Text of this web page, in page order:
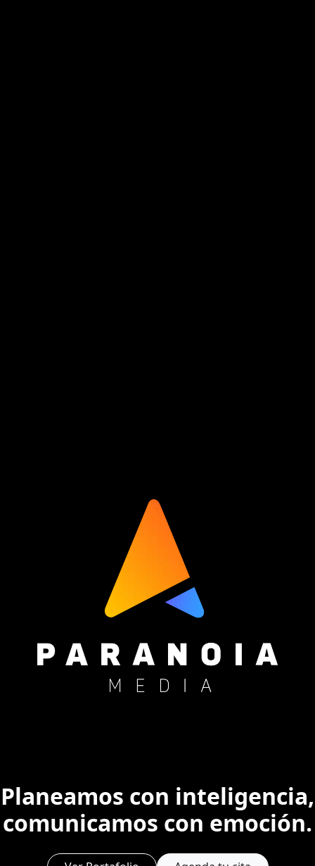
Planeamos con inteligencia,
comunicamos con emoción.